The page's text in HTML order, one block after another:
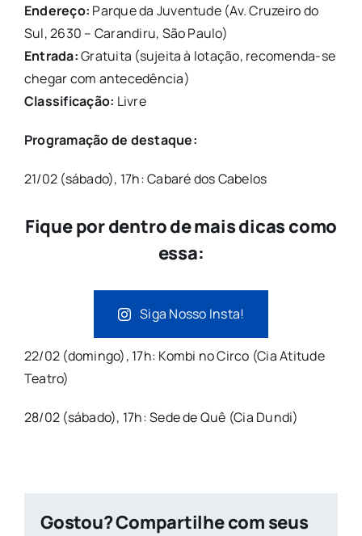
Endereço: Parque da Juventude (Av. Cruzeiro do
Sul, 2630 – Carandiru, São Paulo)
Entrada:Gratuita (sujeita à lotação, recomenda-se
chegar com antecedência)
Classificação: Livre
Programação de destaque:
21/02 (sábado), 17h: Cabaré dos Cabelos
Fique por dentro de mais dicas como
essa:
Siga Nosso Insta!
22/02 (domingo), 17h: Kombi no Circo (Cia Atitude
Teatro)
28/02 (sábado), 17h: Sede de Quê (Cia Dundi)
Gostou? Compartilhe com seus